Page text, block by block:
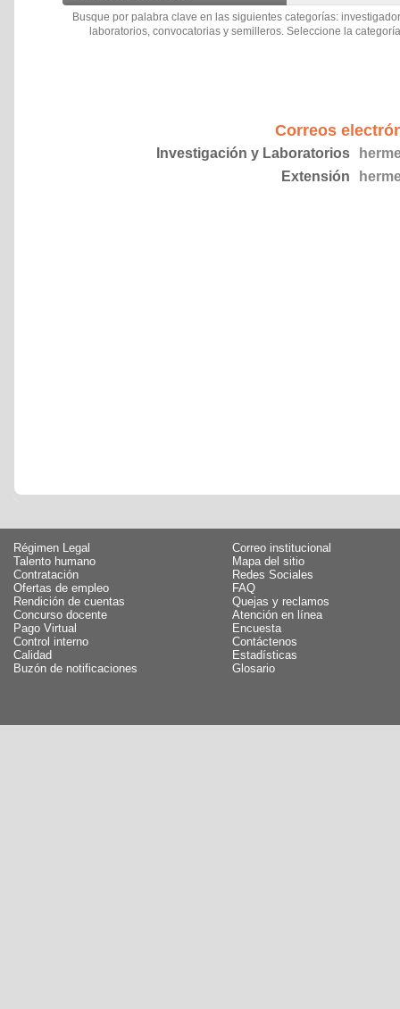
Busque por palabra clave en las siguientes categorías:
laboratorios, convocatorias y semilleros. Seleccione la
Correos
Investigación y Laboratorios
Extensión
Régimen Legal
Talento humano
Contratación
Ofertas de empleo
Rendición de cuentas
Concurso docente
Pago Virtual
Control interno
Calidad
Buzón de notificaciones
Correo institucional
Mapa del sitio
Redes Sociales
FAQ
Quejas y reclamos
Atención en línea
Encuesta
Contáctenos
Estadísticas
Glosario